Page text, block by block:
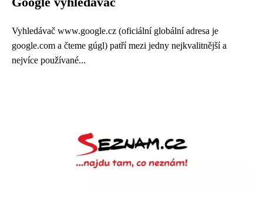
Vyhledávač www.google.cz (oficiální globální adresa je
google.com a čteme gúgl) patří mezi jedny nejkvalitnější a
nejvíce používané...